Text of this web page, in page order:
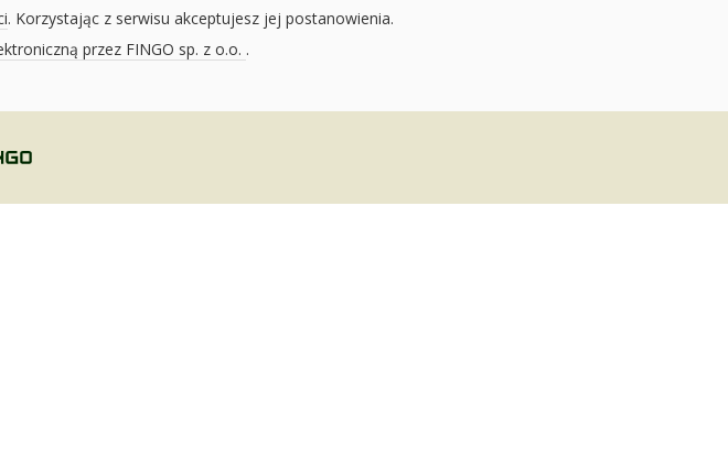
. Korzystając z serwisu akceptujesz jej postanowienia.
przez FINGO sp. z o.o. .